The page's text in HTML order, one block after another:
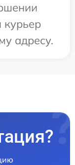
курьер
адресу.